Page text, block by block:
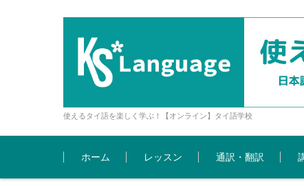
使えるタイ語を楽しく学ぶ！【オンライン】タイ語学校
コンテンツに移動
ホーム
レッスン 通訳・翻訳